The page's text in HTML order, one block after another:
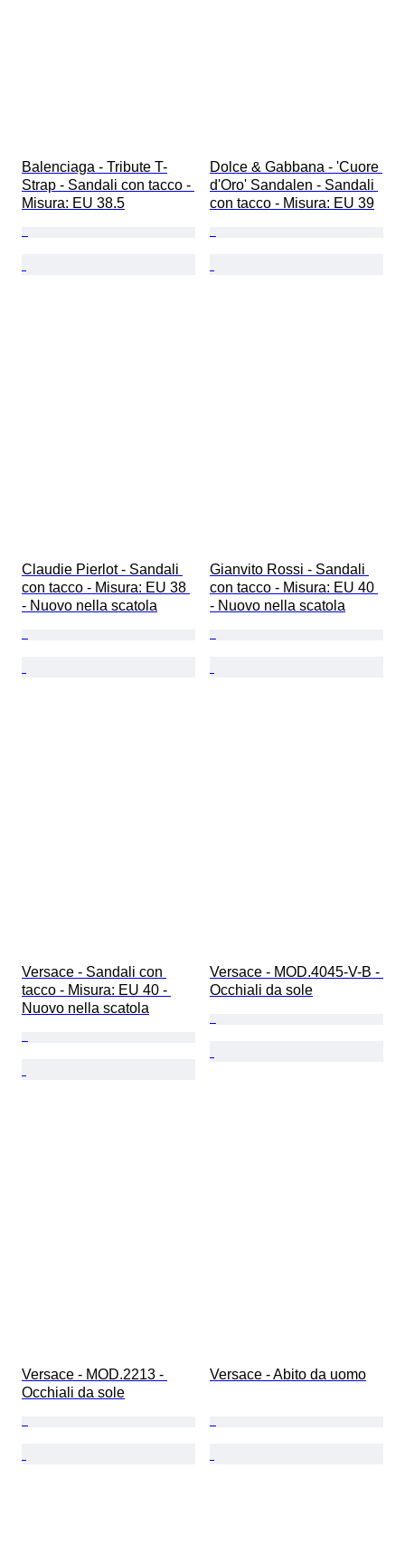
Balenciaga - Tribute T-
Strap - Sandali con tacco -
Misura: EU 38.5
Dolce & Gabbana - 'Cuore
d'Oro' Sandalen - Sandali
con tacco - Misura: EU 39
Claudie Pierlot - Sandali
con tacco - Misura: EU 38
- Nuovo nella scatola
Gianvito Rossi - Sandali
con tacco - Misura: EU 40
- Nuovo nella scatola
Versace - Sandali con
tacco - Misura: EU 40 -
Nuovo nella scatola
Versace - MOD.4045-V-B -
Occhiali da sole
Versace - MOD.2213 -
Occhiali da sole
Versace - Abito da uomo